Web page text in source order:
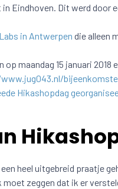
Eindhoven. Dit werd door
in Antwerpen die alleen
op maandag 15 januari
Hikashopdag
heel uitgebreid praatje
moet zeggen dat ik er